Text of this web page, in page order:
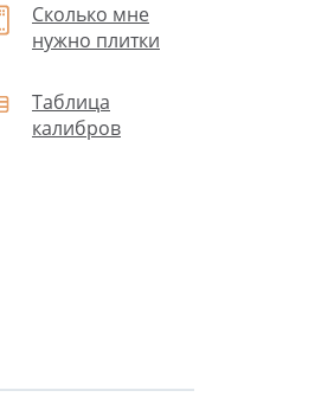
Сколько мне
нужно плитки
Таблица
калибров